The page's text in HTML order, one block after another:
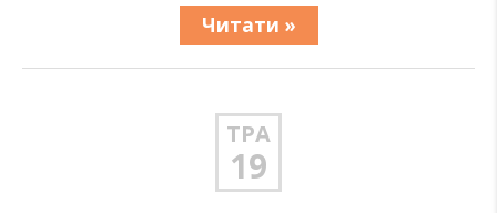
Читати »
ТРА
19